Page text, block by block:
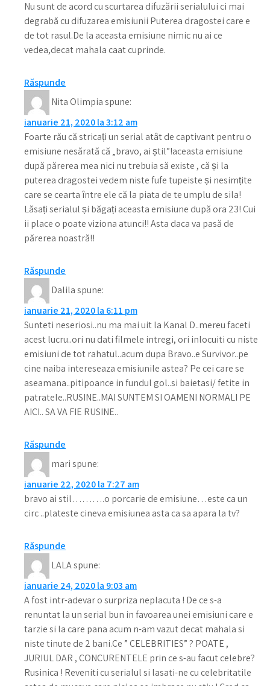
Nu sunt de acord cu scurtarea difuzării serialului ci mai
degrabă cu difuzarea emisiunii Puterea dragostei care e
de tot rasul.De la aceasta emisiune nimic nu ai ce
vedea,decat mahala caat cuprinde.
Răspunde
Nita Olimpiaspune:
ianuarie 21, 2020 la 3:12 am
Foarte rău că stricați un serial atât de captivant pentru o
emisiune nesărată că „bravo, ai știl”!aceasta emisiune
după părerea mea nici nu trebuia să existe , că și la
puterea dragostei vedem niste fufe tupeiste și nesimțite
care se cearta între ele că la piata de te umplu de sila!
Lăsați serialul și băgați aceasta emisiune după ora 23! Cui
ii place o poate viziona atunci!! Asta daca va pasă de
părerea noastră!!
Răspunde
Dalilaspune:
ianuarie 21, 2020 la 6:11 pm
Sunteti neseriosi..nu ma mai uit la Kanal D..mereu faceti
acest lucru..ori nu dati filmele intregi, ori inlocuiti cu niste
emisiuni de tot rahatul..acum dupa Bravo..e Survivor..pe
cine naiba intereseaza emisiunile astea? Pe cei care se
aseamana..pitipoance in fundul gol..si baietasi/ fetite in
patratele..RUSINE..MAI SUNTEM SI OAMENI NORMALI PE
AICI.. SA VA FIE RUSINE..
Răspunde
marispune:
ianuarie 22, 2020 la 7:27 am
bravo ai stil……….o porcarie de emisiune…este ca un
circ ..plateste cineva emisiunea asta ca sa apara la tv?
Răspunde
LALAspune:
ianuarie 24, 2020 la 9:03 am
A fost intr-adevar o surpriza neplacuta ! De ce s-a
renuntat la un serial bun in favoarea unei emisiuni care e
tarzie si la care pana acum n-am vazut decat mahala si
niste tinute de 2 bani.Ce ” CELEBRITIES” ? POATE ,
JURIUL DAR , CONCURENTELE prin ce s-au facut celebre?
Rusinica ! Reveniti cu serialul si lasati-ne cu celebritatile